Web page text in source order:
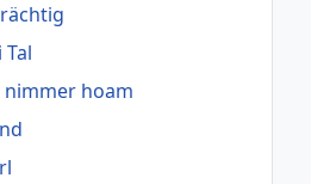
nimmer hoam